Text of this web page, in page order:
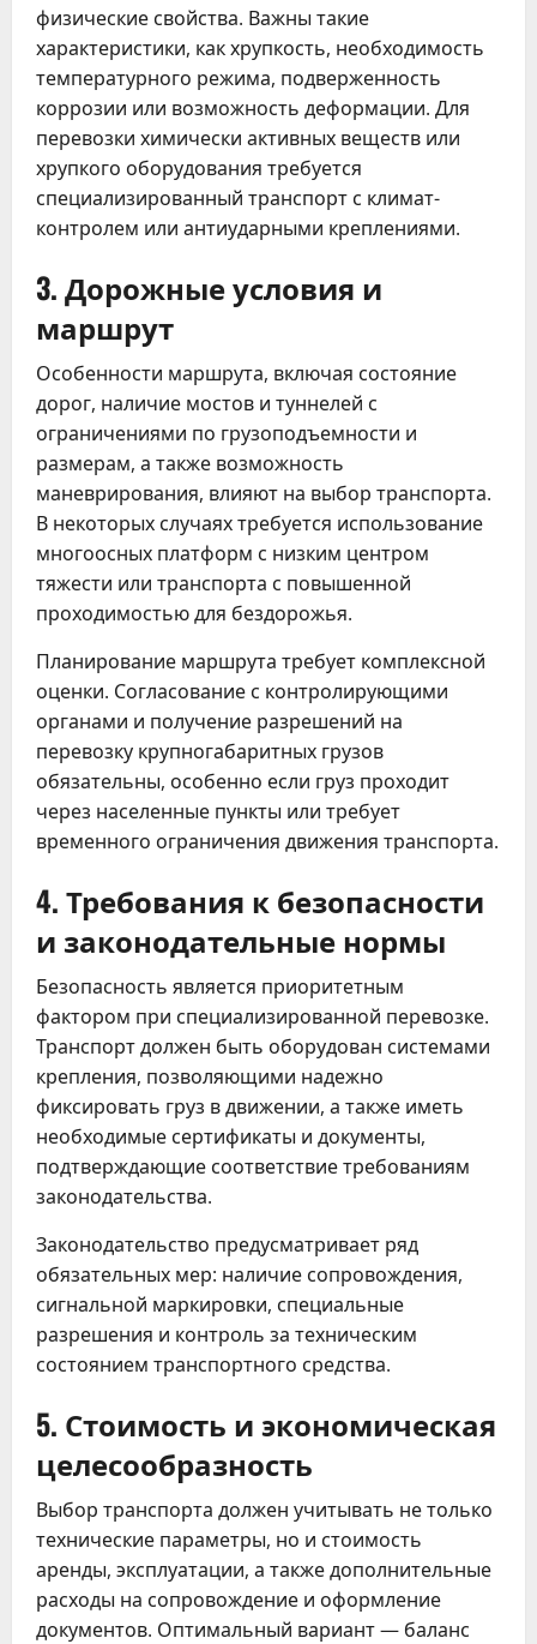
физические свойства. Важны такие
характеристики, как хрупкость, необходимость
температурного режима, подверженность
коррозии или возможность деформации. Для
перевозки химически активных веществ или
хрупкого оборудования требуется
специализированный транспорт с климат-
контролем или антиударными креплениями.
3. Дорожные условия и
маршрут
Особенности маршрута, включая состояние
дорог, наличие мостов и туннелей с
ограничениями по грузоподъемности и
размерам, а также возможность
маневрирования, влияют на выбор транспорта.
В некоторых случаях требуется использование
многоосных платформ с низким центром
тяжести или транспорта с повышенной
проходимостью для бездорожья.
Планирование маршрута требует комплексной
оценки. Согласование с контролирующими
органами и получение разрешений на
перевозку крупногабаритных грузов
обязательны, особенно если груз проходит
через населенные пункты или требует
временного ограничения движения транспорта.
4. Требования к безопасности
и законодательные нормы
Безопасность является приоритетным
фактором при специализированной перевозке.
Транспорт должен быть оборудован системами
крепления, позволяющими надежно
фиксировать груз в движении, а также иметь
необходимые сертификаты и документы,
подтверждающие соответствие требованиям
законодательства.
Законодательство предусматривает ряд
обязательных мер: наличие сопровождения,
сигнальной маркировки, специальные
разрешения и контроль за техническим
состоянием транспортного средства.
5. Стоимость и экономическая
целесообразность
Выбор транспорта должен учитывать не только
технические параметры, но и стоимость
аренды, эксплуатации, а также дополнительные
расходы на сопровождение и оформление
документов. Оптимальный вариант — баланс